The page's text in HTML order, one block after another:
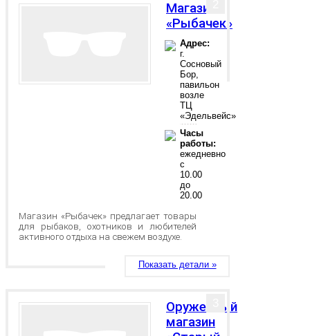
Магазин
«Рыбачек»
Адрес:
г.
Сосновый
Бор,
павильон
возле
ТЦ
«Эдельвейс»
Часы
работы:
ежедневно
с
10.00
до
20.00
Магазин «Рыбачек» предлагает товары
для рыбаков, охотников и любителей
активного отдыха на свежем воздухе.
Показать детали »
Оружейный
магазин